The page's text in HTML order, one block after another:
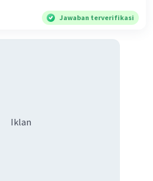
Jawaban terverifikasi
Iklan